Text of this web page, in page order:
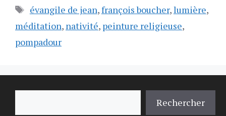
Étiquettes
évangile de jean,françois boucher,lumière,
méditation, nativité, peinture religieuse,
pompadour
Rechercher